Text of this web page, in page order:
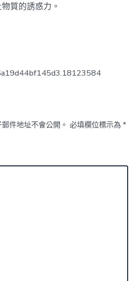
質的誘惑力。
件地址不會公開。 必填欄位標示為*